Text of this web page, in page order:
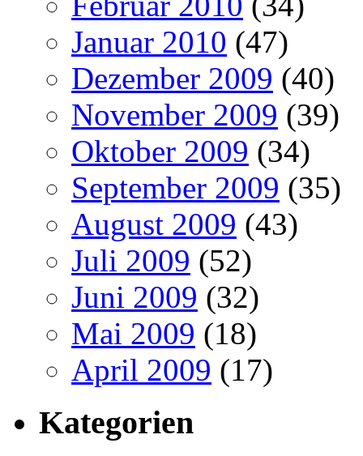
Januar 2010 (47)
Dezember 2009 (40)
November 2009 (39)
Oktober 2009 (34)
September 2009 (35)
August 2009 (43)
Juli 2009 (52)
Juni 2009 (32)
Mai 2009 (18)
April 2009 (17)
Kategorien